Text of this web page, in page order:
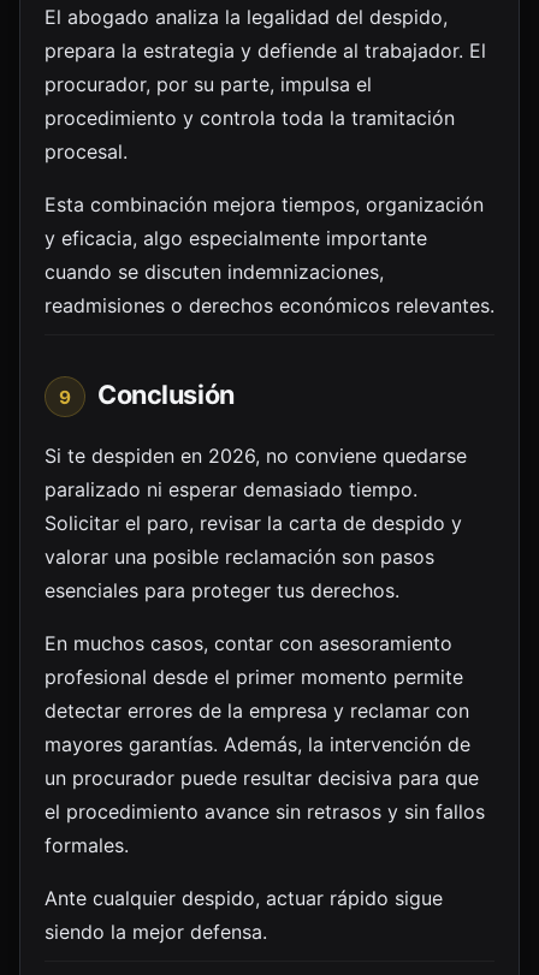
El abogado analiza la legalidad del despido,
prepara la estrategia y defiende al trabajador. El
procurador, por su parte, impulsa el
procedimiento y controla toda la tramitación
procesal.
Esta combinación mejora tiempos, organización
y eficacia, algo especialmente importante
cuando se discuten indemnizaciones,
readmisiones o derechos económicos relevantes.
9 Conclusión
Si te despiden en 2026, no conviene quedarse
paralizado ni esperar demasiado tiempo.
Solicitar el paro, revisar la carta de despido y
valorar una posible reclamación son pasos
esenciales para proteger tus derechos.
En muchos casos, contar con asesoramiento
profesional desde el primer momento permite
detectar errores de la empresa y reclamar con
mayores garantías. Además, la intervención de
un procurador puede resultar decisiva para que
el procedimiento avance sin retrasos y sin fallos
formales.
Ante cualquier despido, actuar rápido sigue
siendo la mejor defensa.